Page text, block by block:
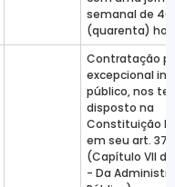
semanal de 40
(quarenta)
Contratação
excepcional
público, nos
disposto na
Constituição
em seu art. 37,
(Capítulo VII
- Da